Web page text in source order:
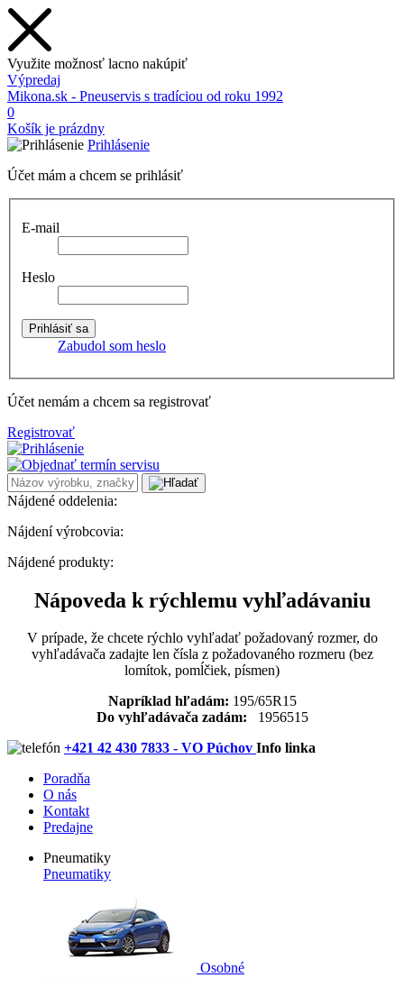
Využite možnosť lacno nakúpiť
Výpredaj
Mikona.sk - Pneuservis s tradíciou od roku 1992
0
Košík je prázdny
Prihlásenie
Účet mám a chcem se prihlásiť
E-mail
Heslo
Zabudol som heslo
Účet nemám a chcem sa registrovať
Registrovať
Nájdené oddelenia:
Nájdení výrobcovia:
Nájdené produkty:
Nápoveda k rýchlemu vyhľadávaniu
V prípade, že chcete rýchlo vyhľadať požadovaný rozmer, do
vyhľadávača zadajte len čísla z požadovaného rozmeru (bez
lomítok, pomĺčiek, písmen)
Napríklad hľadám: 195/65R15
Do vyhľadávača zadám: 1956515
+421 42 430 7833 - VO Púchov Info linka
Poradňa
O nás
Kontakt
Predajne
Pneumatiky
Pneumatiky
Osobné